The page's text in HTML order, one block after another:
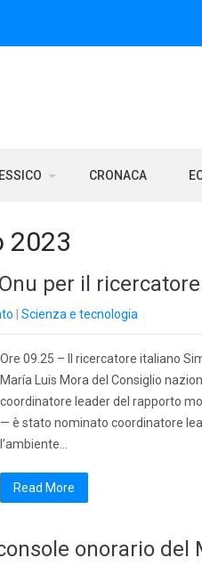
CRONACA
2023
per il
Scienza e tecnologia
Ore 09.25 – Il ricercatore italiano
María Luis Mora del Consiglio
coordinatore leader del rapporto
— è stato nominato coordinatore
l’ambiente…
Read More
onorario del